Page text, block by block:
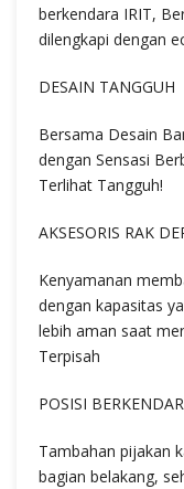
berkendara IRIT,
dilengkapi dengan
DESAIN TANGGUH
Bersama Desain
dengan Sensasi
Terlihat Tangguh!
AKSESORIS RAK
Kenyamanan
dengan kapasitas
lebih aman saat
Terpisah
POSISI
Tambahan pijakan
bagian belakang,